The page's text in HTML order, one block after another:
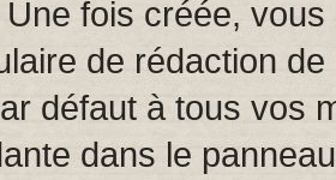
Une fois créée,
de rédaction
défaut à tous vos
dans le